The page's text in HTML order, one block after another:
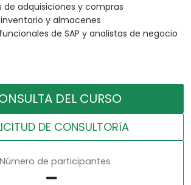
de adquisiciones y compras
y almacenes
de SAP y analistas de negocio
DEL CURSO
DE CONSULTORíA
Número de participantes